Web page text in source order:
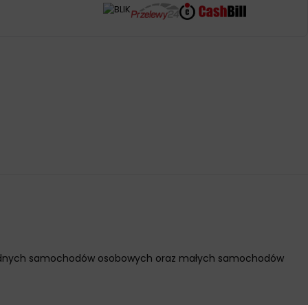
samochodów osobowych oraz małych samochodów